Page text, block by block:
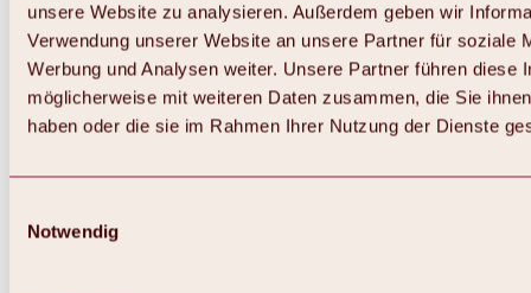
unsere Website zu analysieren. Außerdem geben wir
Verwendung unserer Website an unsere Partner für soziale
Werbung und Analysen weiter. Unsere Partner führen diese
möglicherweise mit weiteren Daten zusammen, die Sie
haben oder die sie im Rahmen Ihrer Nutzung der Dienste
Notwendig